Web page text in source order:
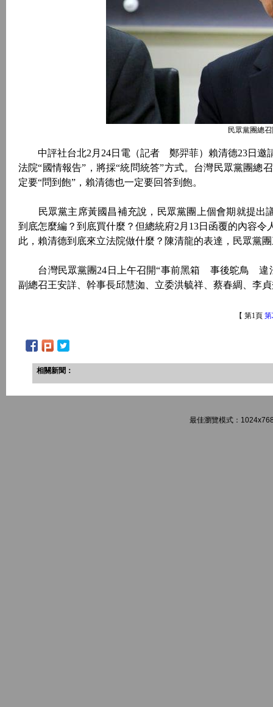
民眾黨團總
中評社台北2月24日電（記者 鄭羿菲）賴清德23日邀
法院“國情報告”，將採“統問統答”方式。台灣民眾黨團總
定要“問到飽”，賴清德也一定要回答到飽。
民眾黨主席黃國昌補充說，民眾黨團上個會期就提出
到底怎麼編？到底買什麼？但總統府2月13日函覆的內容
此，賴清德到底來立法院做什麼？陳清龍的表達，民眾黨
台灣民眾黨團24日上午召開“事前黑箱 事後鴕鳥 違
副總召王安詳、幹事長邱慧洳、立委洪毓祥、蔡春綢、李
【 第1頁 第
相關新聞：
最佳瀏覽模式：